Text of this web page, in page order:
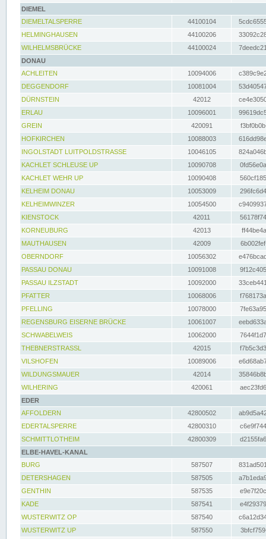
DIEMEL
DIEMELTALSPERRE
44100104
HELMINGHAUSEN
44100206
WILHELMSBRÜCKE
44100024
DONAU
ACHLEITEN
10094006
DEGGENDORF
10081004
DÜRNSTEIN
42012
ERLAU
10096001
GREIN
420091
HOFKIRCHEN
10088003
INGOLSTADT LUITPOLDSTRASSE
10046105
KACHLET SCHLEUSE UP
10090708
KACHLET WEHR UP
10090408
KELHEIM DONAU
10053009
KELHEIMWINZER
10054500
KIENSTOCK
42011
KORNEUBURG
42013
MAUTHAUSEN
42009
OBERNDORF
10056302
PASSAU DONAU
10091008
PASSAU ILZSTADT
10092000
PFATTER
10068006
PFELLING
10078000
REGENSBURG EISERNE BRÜCKE
10061007
SCHWABELWEIS
10062000
THEBNERSTRASSL
42015
VILSHOFEN
10089006
WILDUNGSMAUER
42014
WILHERING
420061
EDER
AFFOLDERN
42800502
EDERTALSPERRE
42800310
SCHMITTLOTHEIM
42800309
ELBE-HAVEL-KANAL
BURG
587507
DETERSHAGEN
587505
GENTHIN
587535
KADE
587541
WUSTERWITZ OP
587540
WUSTERWITZ UP
587550